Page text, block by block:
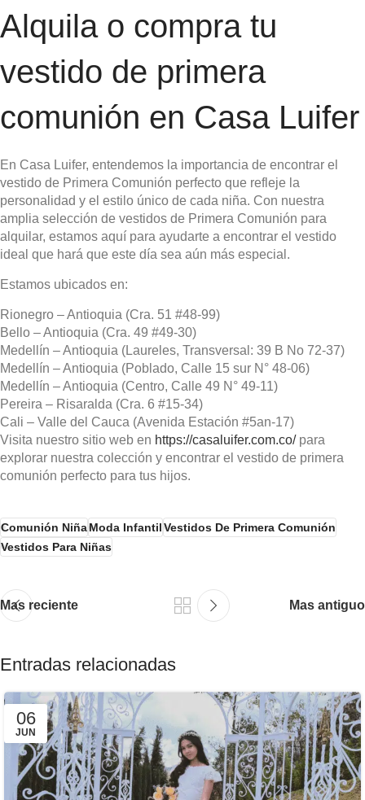
Alquila o compra tu
vestido de primera
comunión en Casa Luifer
En Casa Luifer, entendemos la importancia de encontrar el
vestido de Primera Comunión perfecto que refleje la
personalidad y el estilo único de cada niña. Con nuestra
amplia selección de vestidos de Primera Comunión para
alquilar, estamos aquí para ayudarte a encontrar el vestido
ideal que hará que este día sea aún más especial.
Estamos ubicados en:
Rionegro – Antioquia (Cra. 51 #48-99)
Bello – Antioquia (Cra. 49 #49-30)
Medellín – Antioquia (Laureles, Transversal: 39 B No 72-37)
Medellín – Antioquia (Poblado, Calle 15 sur N° 48-06)
Medellín – Antioquia (Centro, Calle 49 N° 49-11)
Pereira – Risaralda (Cra. 6 #15-34)
Cali – Valle del Cauca (Avenida Estación #5an-17)
Visita nuestro sitio web en https://casaluifer.com.co/para
explorar nuestra colección y encontrar el vestido de primera
comunión perfecto para tus hijos.
Comunión NiñaModa InfantilVestidos De Primera Comunión
Vestidos Para Niñas
Mas reciente Mas antiguo
Entradas relacionadas
06
JUN